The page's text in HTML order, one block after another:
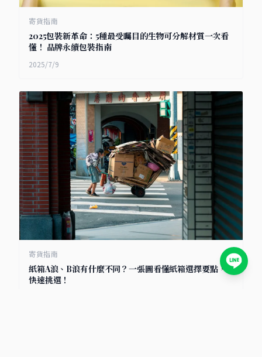
寄貨指南
2025包裝新革命：5種最受矚目的生物可分解材質一次看
懂！ 品牌永續包裝指南
2025/7/9
寄貨指南
紙箱A浪、B浪有什麼不同？一張圖看懂紙箱選擇要點，
快速挑選！